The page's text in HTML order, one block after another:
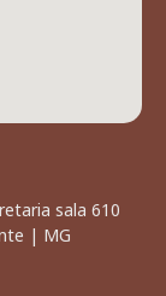
sala 610
| MG